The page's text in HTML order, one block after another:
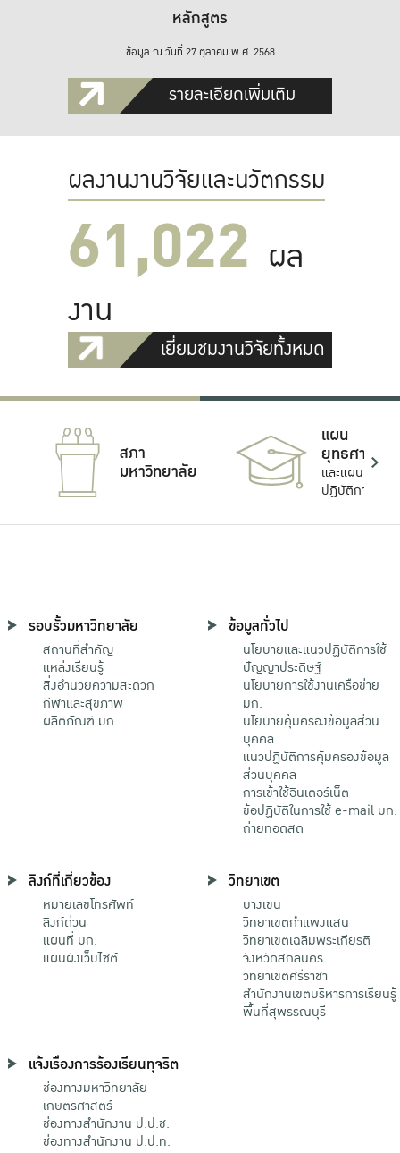
หลักสูตร
ข้อมูล ณ วันที่ 27 ตุลาคม พ.ศ. 2568
รายละเอียดเพิ่มเติม
ผลงานงานวิจัยและนวัตกรรม
61,022 ผล
งาน
เยี่ยมชมงานวิจัยทั้งหมด
สภา
มหาวิทยาลัย
แผน
ยุทธศาสตร์
และแผน
ปฏิบัติการ
รอบรั้วมหาวิทยาลัย
สถานที่สำคัญ
แหล่งเรียนรู้
สิ่งอำนวยความสะดวก
กีฬาและสุขภาพ
ผลิตภัณฑ์ มก.
ข้อมูลทั่วไป
นโยบายและแนวปฏิบัติการใช้
ปัญญาประดิษฐ์
นโยบายการใช้งานเครือข่าย
มก.
นโยบายคุ้มครองข้อมูลส่วน
บุคคล
แนวปฏิบัติการคุ้มครองข้อมูล
ส่วนบุคคล
การเข้าใช้อินเตอร์เน็ต
ข้อปฏิบัติในการใช้ e-mail มก.
ถ่ายทอดสด
ลิงก์ที่เกี่ยวข้อง
หมายเลขโทรศัพท์
ลิงก์ด่วน
แผนที่ มก.
แผนผังเว็บไซต์
วิทยาเขต
บางเขน
วิทยาเขตกําแพงแสน
วิทยาเขตเฉลิมพระเกียรติ
จังหวัดสกลนคร
วิทยาเขตศรีราชา
สำนักงานเขตบริหารการเรียนรู้
พื้นที่สุพรรณบุรี
แจ้งเรื่องการร้องเรียนทุจริต
ช่องทางมหาวิทยาลัย
เกษตรศาสตร์
ช่องทางสำนักงาน ป.ป.ช.
ช่องทางสำนักงาน ป.ป.ท.